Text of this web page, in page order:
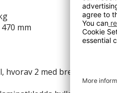
mm
2 med brems